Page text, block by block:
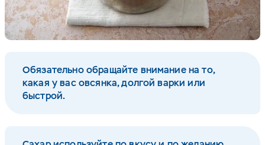
Обязательно обращайте внимание на то,
какая у вас овсянка, долгой варки или
быстрой.